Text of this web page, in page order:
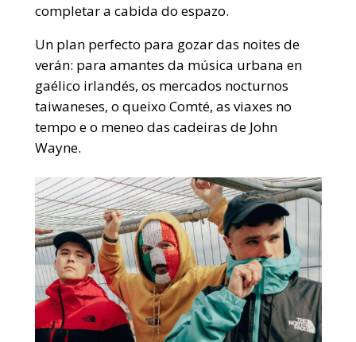
completar a cabida do espazo.
Un plan perfecto para gozar das noites de
verán: para amantes da música urbana en
gaélico irlandés, os mercados nocturnos
taiwaneses, o queixo Comté, as viaxes no
tempo e o meneo das cadeiras de John
Wayne.